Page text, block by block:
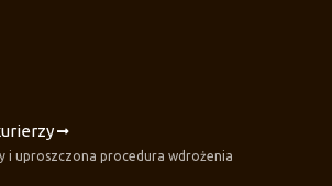
i uproszczona procedura wdrożenia